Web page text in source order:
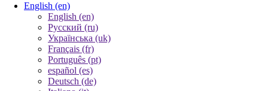
English (en)
English (en)
Русский (ru)
Українська (uk)
Français (fr)
Português (pt)
español (es)
Deutsch (de)